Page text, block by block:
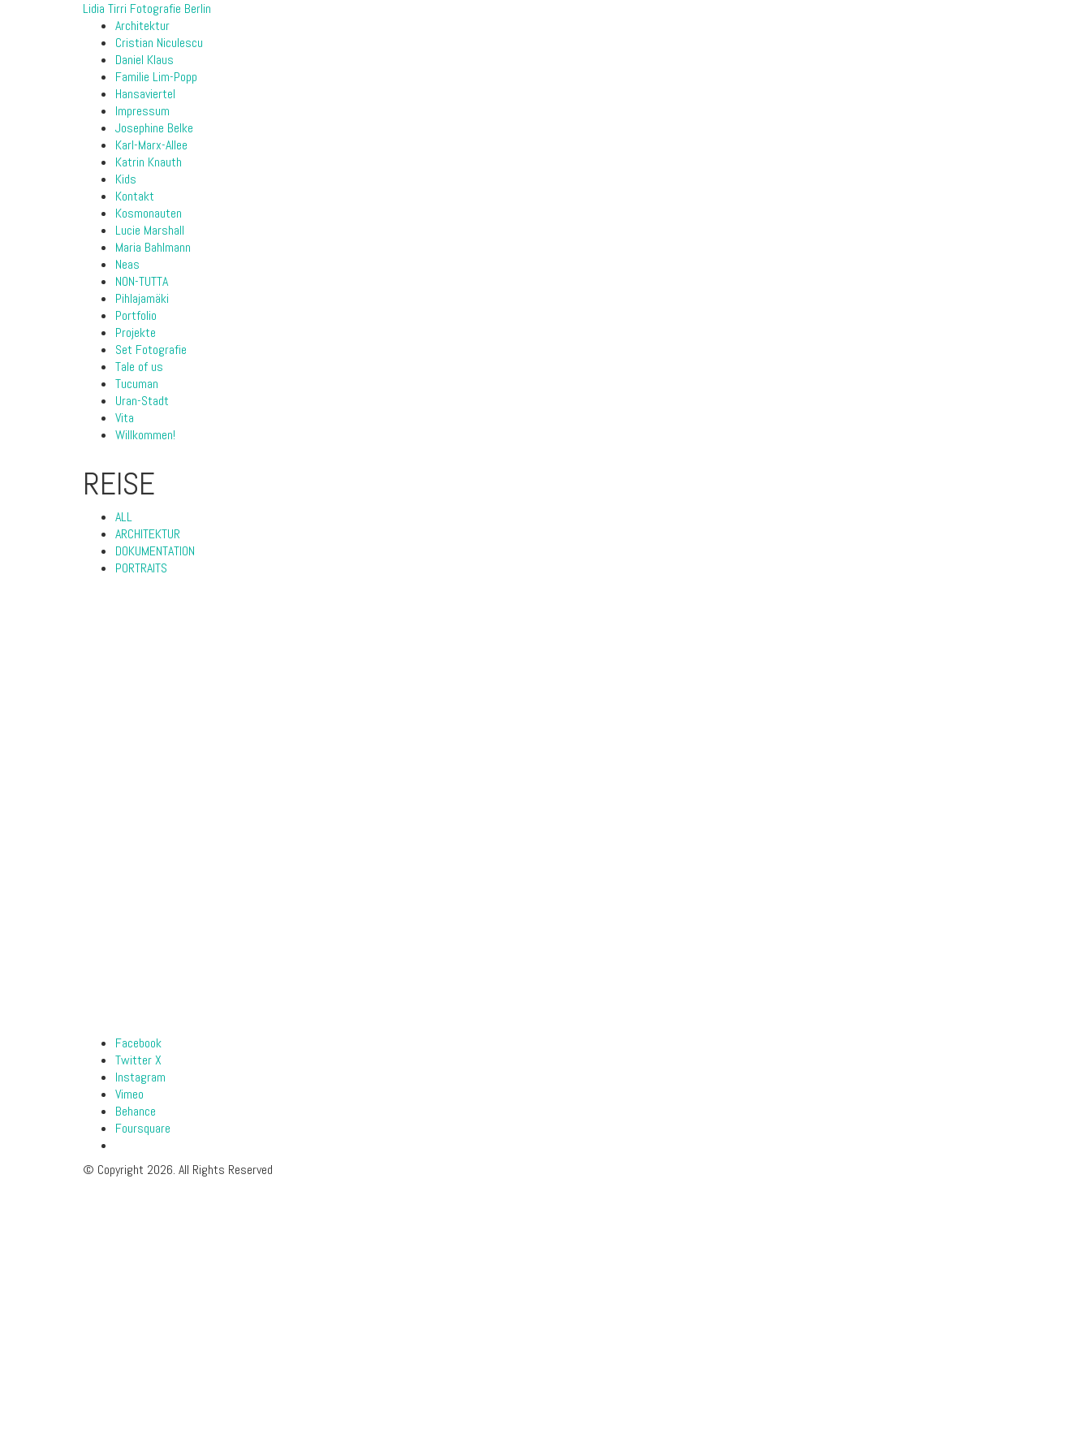
Lidia Tirri Fotografie Berlin
Architektur
Cristian Niculescu
Daniel Klaus
Familie Lim-Popp
Hansaviertel
Impressum
Josephine Belke
Karl-Marx-Allee
Katrin Knauth
Kids
Kontakt
Kosmonauten
Lucie Marshall
Maria Bahlmann
Neas
NON-TUTTA
Pihlajamäki
Portfolio
Projekte
Set Fotografie
Tale of us
Tucuman
Uran-Stadt
Vita
Willkommen!
REISE
ALL
ARCHITEKTUR
DOKUMENTATION
PORTRAITS
Facebook
Twitter X
Instagram
Vimeo
Behance
Foursquare
© Copyright 2026. All Rights Reserved